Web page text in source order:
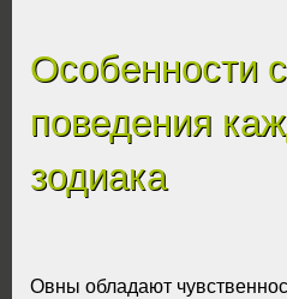
Особенности
поведения
зодиака
Овны обладают